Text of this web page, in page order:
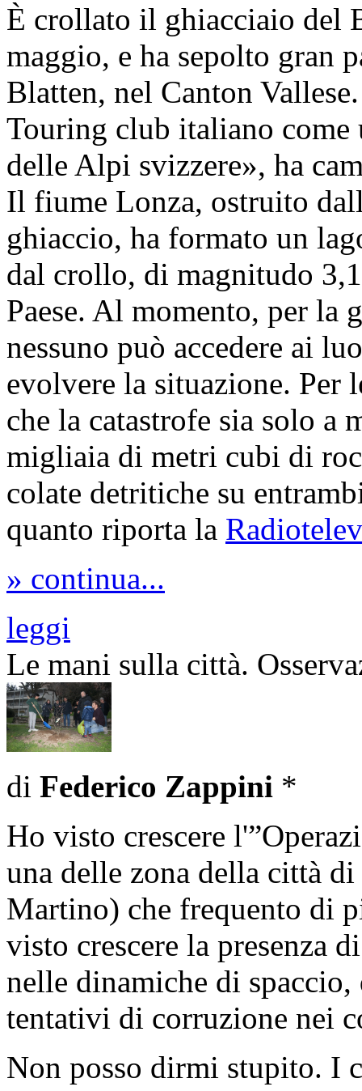
È crollato il ghiacciaio del
maggio, e ha sepolto gran
Blatten, nel Canton
Touring club italiano
delle Alpi svizzere», ha
Il fiume Lonza, ostruito
ghiaccio, ha formato un
dal crollo, di magnitudo
Paese. Al momento, per la
nessuno può accedere ai
evolvere la situazione. Per
che la catastrofe sia solo a
migliaia di metri cubi di
colate detritiche su
quanto riporta la
» continua...
leggi
Le mani sulla città.
di Federico Zappini *
Ho visto crescere
una delle zona della città
Martino) che frequento di
visto crescere la presenza
nelle dinamiche di
tentativi di corruzione nei
Non posso dirmi stupito. I